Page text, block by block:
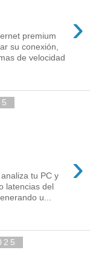
›
premium
su conexión,
de velocidad
›
tu PC y
latencias del
u...